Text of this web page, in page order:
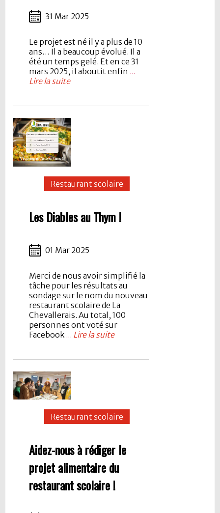
31 Mar 2025
Le projet est né il y a plus de 10
ans… Il a beaucoup évolué. Il a
été un temps gelé. Et en ce 31
mars 2025, il aboutit enfin ...
Lire la suite
Restaurant scolaire
Les Diables au Thym !
01 Mar 2025
Merci de nous avoir simplifié la
tâche pour les résultats au
sondage sur le nom du nouveau
restaurant scolaire de La
Chevallerais. Au total, 100
personnes ont voté sur
Facebook ... Lire la suite
Restaurant scolaire
Aidez-nous à rédiger le
projet alimentaire du
restaurant scolaire !